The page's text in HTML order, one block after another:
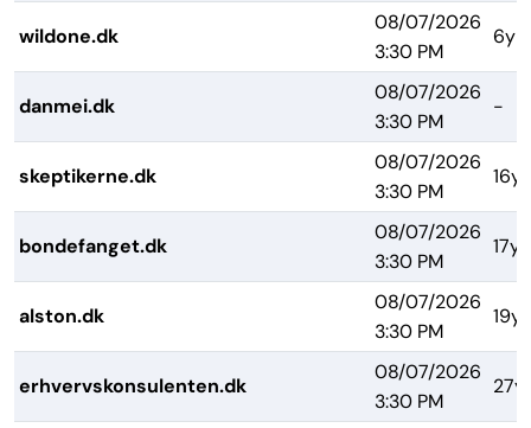
wildone.dk
08/07/2026
3:30 PM
6yrs
danmei.dk
08/07/2026
3:30 PM
-
skeptikerne.dk
08/07/2026
3:30 PM
bondefanget.dk
08/07/2026
3:30 PM
alston.dk
08/07/2026
3:30 PM
erhvervskonsulenten.dk
08/07/2026
3:30 PM